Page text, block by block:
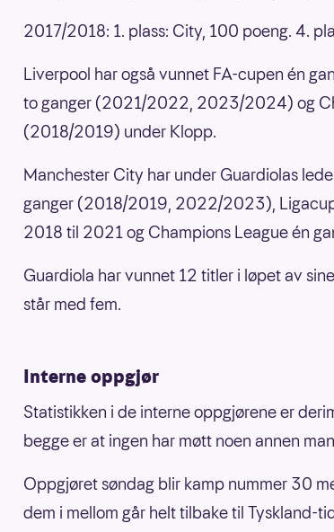
2017/2018: 1. plass: City, 100 poeng. 4.
Liverpool har også vunnet FA-cupen én
to ganger (2021/2022, 2023/2024) og
(2018/2019) under Klopp.
Manchester City har under Guardiolas
ganger (2018/2019, 2022/2023),
2018 til 2021 og Champions League én
Guardiola har vunnet 12 titler i løpet av
står med fem.
Interne oppgjør
Statistikken i de interne oppgjørene er
begge er at ingen har møtt noen annen
Oppgjøret søndag blir kamp nummer 30
dem i mellom går helt tilbake til Tyskland-